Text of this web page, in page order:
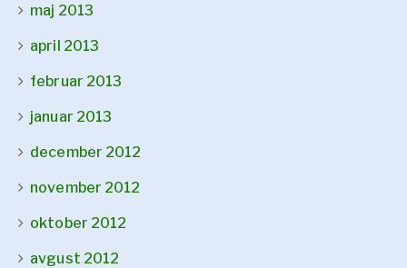
maj 2013
april 2013
februar 2013
januar 2013
december 2012
november 2012
oktober 2012
avgust 2012